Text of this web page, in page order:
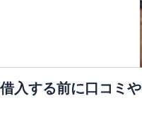
入する前に口コミ